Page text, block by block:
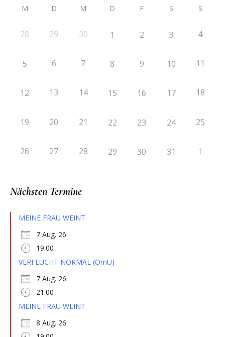
M D M D F S S
28 29 30 1 2 3 4
5 6 7 8 9 10 11
12 13 14 15 16 17 18
19 20 21 22 23 24 25
26 27 28 29 30 31 1
Nächsten Termine
MEINE FRAU WEINT
7 Aug. 26
19:00
VERFLUCHT NORMAL (OmU)
7 Aug. 26
21:00
MEINE FRAU WEINT
8 Aug. 26